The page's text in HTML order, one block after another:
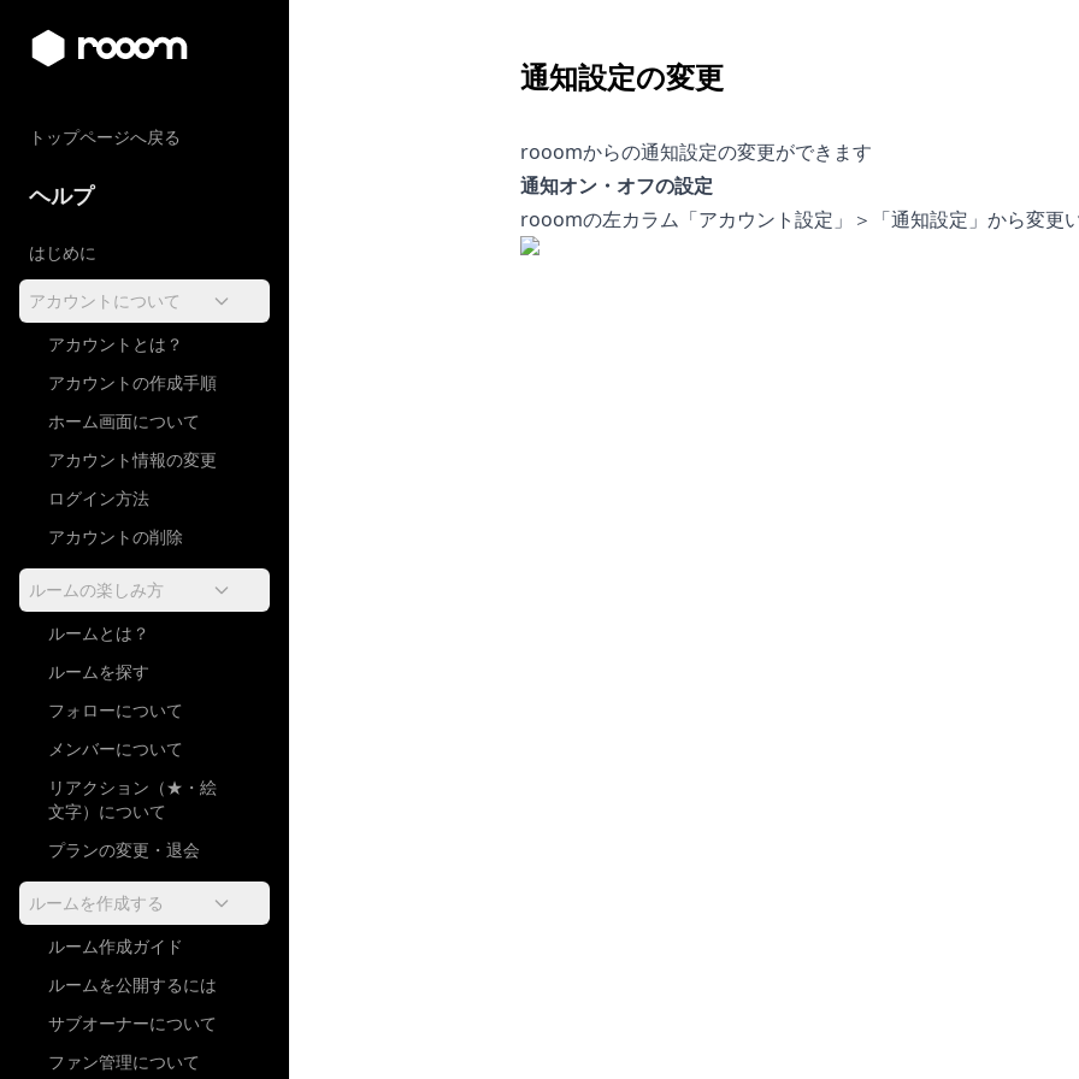
トップページへ戻る
ヘルプ
はじめに
アカウントについて
アカウントとは？
アカウントの作成手順
ホーム画面について
アカウント情報の変更
ログイン方法
アカウントの削除
ルームの楽しみ方
ルームとは？
ルームを探す
フォローについて
メンバーについて
リアクション（★・絵
文字）について
プランの変更・退会
ルームを作成する
ルーム作成ガイド
ルームを公開するには
サブオーナーについて
ファン管理について
通知設定の変更
rooomからの通知設定の変更ができます
通知オン・オフの設定
rooomの左カラム「アカウント設定」＞「通知設定」から変更